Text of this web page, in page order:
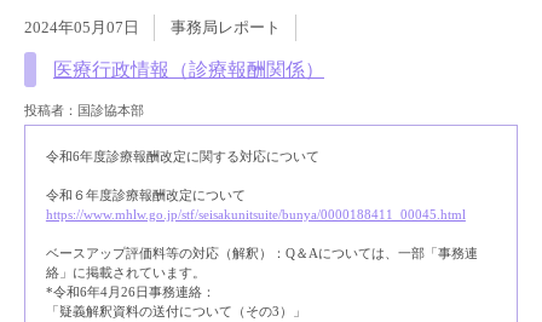
2024年05月07日 事務局レポート
医療行政情報（診療報酬関係）
投稿者：国診協本部
令和6年度診療報酬改定に関する対応について
令和６年度診療報酬改定について
https://www.mhlw.go.jp/stf/seisakunitsuite/bunya/0000188411_00045.html
ベースアップ評価料等の対応（解釈）：Q＆Aについては、一部「事務連
絡」に掲載されています。
*令和6年4月26日事務連絡：
「疑義解釈資料の送付について（その3）」